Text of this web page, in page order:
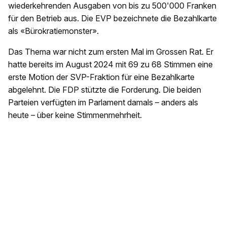
wiederkehrenden Ausgaben von bis zu 500'000 Franken
für den Betrieb aus. Die EVP bezeichnete die Bezahlkarte
als «Bürokratiemonster».
Das Thema war nicht zum ersten Mal im Grossen Rat. Er
hatte bereits im August 2024 mit 69 zu 68 Stimmen eine
erste Motion der SVP-Fraktion für eine Bezahlkarte
abgelehnt. Die FDP stützte die Forderung. Die beiden
Parteien verfügten im Parlament damals – anders als
heute – über keine Stimmenmehrheit.